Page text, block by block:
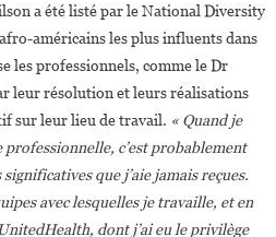
a été listé par le National Diversity
américains les plus influents dans
les professionnels, comme le Dr
leur résolution et leurs réalisations
sur leur lieu de travail. « Quand je
professionnelle, c’est probablement
que j’aie jamais reçues.
avec lesquelles je travaille, et en
dont j’ai eu le privilège